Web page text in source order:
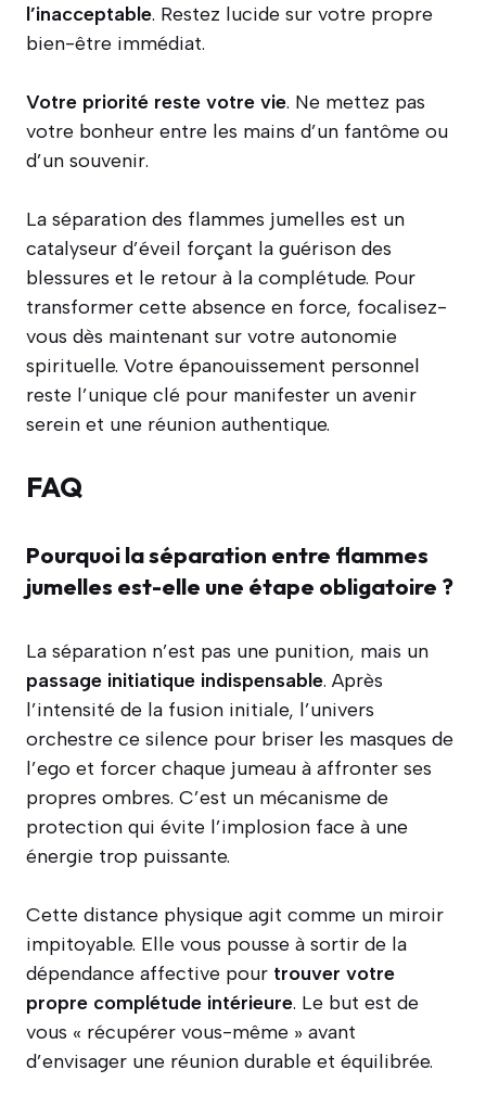
l’inacceptable. Restez lucide sur votre propre
bien-être immédiat.
Votre priorité reste votre vie. Ne mettez pas
votre bonheur entre les mains d’un fantôme ou
d’un souvenir.
La séparation des flammes jumelles est un
catalyseur d’éveil forçant la guérison des
blessures et le retour à la complétude. Pour
transformer cette absence en force, focalisez-
vous dès maintenant sur votre autonomie
spirituelle. Votre épanouissement personnel
reste l’unique clé pour manifester un avenir
serein et une réunion authentique.
FAQ
Pourquoi la séparation entre flammes
jumelles est-elle une étape obligatoire ?
La séparation n’est pas une punition, mais un
passage initiatique indispensable. Après
l’intensité de la fusion initiale, l’univers
orchestre ce silence pour briser les masques de
l’ego et forcer chaque jumeau à affronter ses
propres ombres. C’est un mécanisme de
protection qui évite l’implosion face à une
énergie trop puissante.
Cette distance physique agit comme un miroir
impitoyable. Elle vous pousse à sortir de la
dépendance affective pour trouver votre
propre complétude intérieure. Le but est de
vous « récupérer vous-même » avant
d’envisager une réunion durable et équilibrée.